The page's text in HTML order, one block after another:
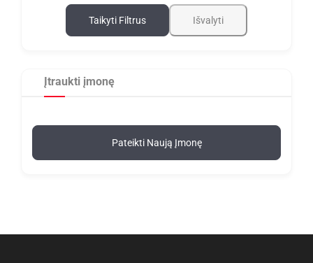
Taikyti Filtrus Išvalyti
Įtraukti įmonę
Pateikti Naują Įmonę